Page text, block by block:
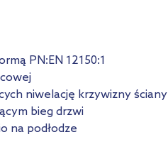
PN:EN 12150:1
niwelację krzywizny ściany
bieg drzwi
na podłodze